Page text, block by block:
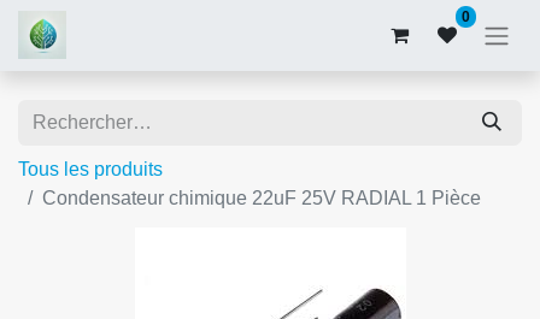
0
Tous les produits
Condensateur chimique 22uF 25V RADIAL 1 Pièce